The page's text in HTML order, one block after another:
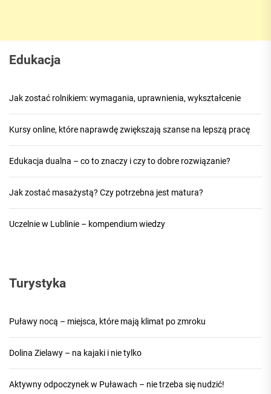
Edukacja
Jak zostać rolnikiem: wymagania, uprawnienia, wykształcenie
Kursy online, które naprawdę zwiększają szanse na lepszą pracę
Edukacja dualna – co to znaczy i czy to dobre rozwiązanie?
Jak zostać masażystą? Czy potrzebna jest matura?
Uczelnie w Lublinie – kompendium wiedzy
Turystyka
Puławy nocą – miejsca, które mają klimat po zmroku
Dolina Zielawy – na kajaki i nie tylko
Aktywny odpoczynek w Puławach – nie trzeba się nudzić!